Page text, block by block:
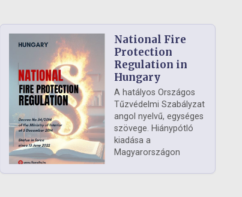
National Fire
Protection
Regulation in
Hungary
A hatályos Országos
Tűzvédelmi Szabályzat
angol nyelvű, egységes
szövege. Hiánypótló
kiadása a
Magyarországon